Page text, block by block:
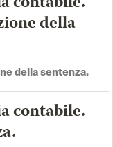
della
della sentenza.
contabile.